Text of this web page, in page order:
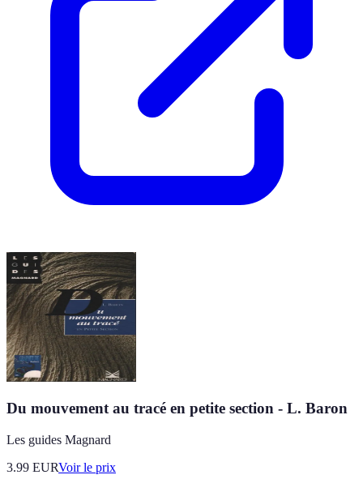
Du mouvement au tracé en petite section - L. Baron
Les guides Magnard
3.99 EURVoir le prix